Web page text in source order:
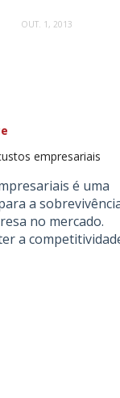
OUT. 1, 2013
empresariais
é uma
a
no mercado.
a